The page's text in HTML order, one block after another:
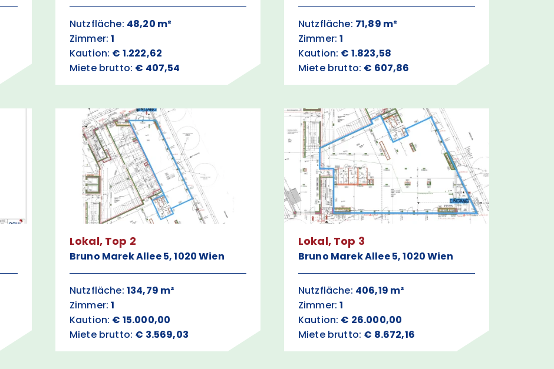
Nutzfläche: 48,20 m²
Zimmer:1
Kaution: € 1.222,62
Miete brutto: € 407,54
Nutzfläche: 71,89 m²
Zimmer:1
Kaution: € 1.823,58
Miete brutto: € 607,86
Lokal, Top 2
Bruno Marek Allee 5, 1020 Wien
Nutzfläche: 134,79 m²
Zimmer:1
Kaution: € 15.000,00
Miete brutto: € 3.569,03
Lokal, Top 3
Bruno Marek Allee 5, 1020 Wien
Nutzfläche: 406,19 m²
Zimmer:1
Kaution: € 26.000,00
Miete brutto: € 8.672,16